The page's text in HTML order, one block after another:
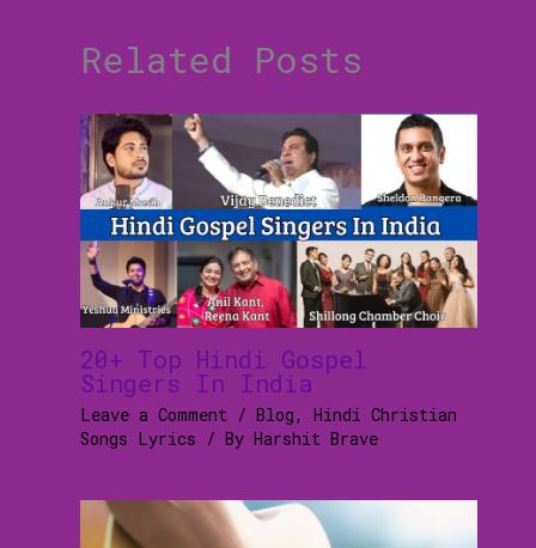
Related Posts
20+ Top Hindi Gospel
Singers In India
Leave a Comment / Blog, Hindi Christian
Songs Lyrics / By Harshit Brave